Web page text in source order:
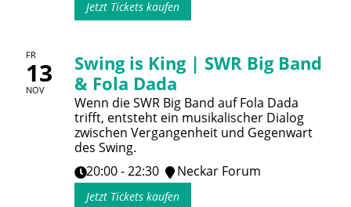
Jetzt Tickets kaufen
FR
13
NOV
Swing is King | SWR Big Band
& Fola Dada
Wenn die SWR Big Band auf Fola Dada
trifft, entsteht ein musikalischer Dialog
zwischen Vergangenheit und Gegenwart
des Swing.
20:00 - 22:30
Neckar Forum
Jetzt Tickets kaufen